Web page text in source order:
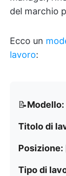
del marchio
Ecco un
lavoro:
📝Modello:
Titolo di
Posizione:
Tipo di